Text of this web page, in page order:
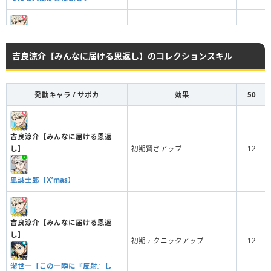
し】
常時賢さアップ
吉良涼介【みんなに届ける恩返
し】
奪い返す
常時賢さアップ
吉良涼介【みんなに届ける恩返
し】
烏旅人【無欠への一手】
吉良涼介【みんなに届ける恩返し】のコレクションスキル
発動キャラ / サポカ 効果 50
吉良涼介【みんなに届ける恩返
し】
凪誠士郎【X’mas】
初期賢さアップ 12
吉良涼介【みんなに届ける恩返
し】
潔世一【この一瞬に『反射』し
初期テクニックアップ 12